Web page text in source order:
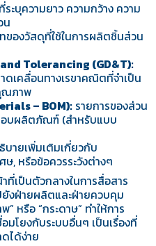
ระบุความยาว ความกว้าง ความ
น
ของวัสดุที่ใช้ในการผลิตชิ้นส่วน
Tolerancing (GD&T):
คลื่อนทางเรขาคณิตที่จำเป็น
ณภาพ
– BOM): รายการของส่วน
อบผลิตภัณฑ์ (สำหรับแบบ
บายเพิ่มเติมเกี่ยวกับ
, หรือข้อควรระวังต่างๆ
ที่เป็นตัวกลางในการสื่อสาร
งฝ่ายผลิตและฝ่ายควบคุม
หรือ “กระดาษ” ทำให้การ
มโยงกับระบบอื่นๆ เป็นเรื่องที่
ได้ง่าย